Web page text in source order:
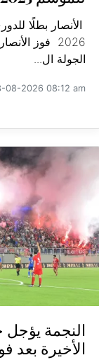
الجولة ال...
08-2026 08:12 am
النجمة
الأخيرة بعد